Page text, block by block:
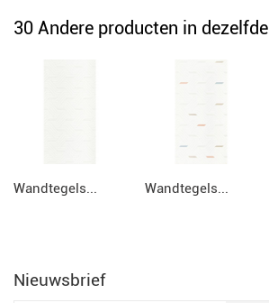
30 Andere producten in
Wandtegels... Wandtegels...
Nieuwsbrief